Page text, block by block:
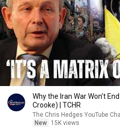
Why the Iran War Won’t
Crooke) | TCHR
The Chris Hedges YouTube
New
15K views